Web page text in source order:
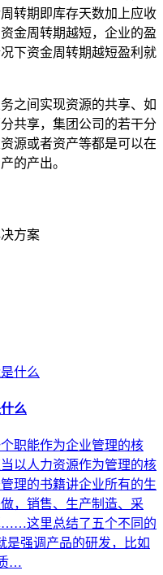
转期即库存天数加上应收
金周转期越短，企业的盈
下资金周转期越短盈利就
之间实现资源的共享、如
共享，集团公司的若干分
源或者资产等都是可以在
的产出。
方案
么
职能作为企业管理的核
以人力资源作为管理的核
理的书籍讲企业所有的生
，销售、生产制造、采
……这里总结了五个不同的
是强调产品的研发，比如
…